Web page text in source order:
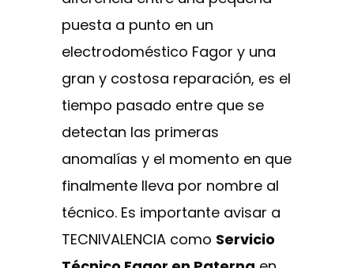
puesta a punto en un
electrodoméstico Fagor y una
gran y costosa reparación, es el
tiempo pasado entre que se
detectan las primeras
anomalías y el momento en que
finalmente lleva por nombre al
técnico. Es importante avisar a
TECNIVALENCIA como Servicio